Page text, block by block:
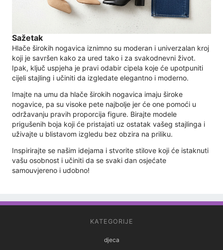
Sažetak
Hlače širokih nogavica iznimno su moderan i univerzalan kroj
koji je savršen kako za ured tako i za svakodnevni život.
Ipak, ključ uspjeha je pravi odabir cipela koje će upotpuniti
cijeli stajling i učiniti da izgledate elegantno i moderno.
Imajte na umu da hlače širokih nogavica imaju široke
nogavice, pa su visoke pete najbolje jer će one pomoći u
održavanju pravih proporcija figure. Birajte modele
prigušenih boja koji će pristajati uz ostatak vašeg stajlinga i
uživajte u blistavom izgledu bez obzira na priliku.
Inspirirajte se našim idejama i stvorite stilove koji će istaknuti
vašu osobnost i učiniti da se svaki dan osjećate
samouvjereno i udobno!
KATEGORIJE
djeca